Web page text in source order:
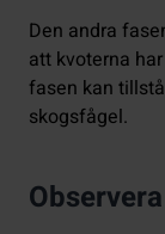
Den andra
att kvoterna
fasen kan
skogsfågel.